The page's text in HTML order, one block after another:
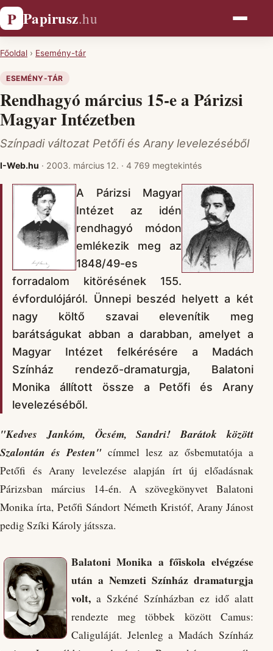
P Papirusz.hu
Főoldal › Esemény-tár
ESEMÉNY-TÁR
Rendhagyó március 15-e a Párizsi
Magyar Intézetben
Színpadi változat Petőfi és Arany levelezéséből
I-Web.hu · 2003. március 12. · 4 769 megtekintés
A Párizsi Magyar
Intézet az idén
rendhagyó módon
emlékezik meg az
1848/49-es
forradalom kitörésének 155.
évfordulójáról. Ünnepi beszéd helyett a két
nagy költő szavai elevenítik meg
barátságukat abban a darabban, amelyet a
Magyar Intézet felkérésére a Madách
Színház rendező-dramaturgja, Balatoni
Monika állított össze a Petőfi és Arany
levelezéséből.
"Kedves Jankóm, Öcsém, Sandri! Barátok között
Szalontán és Pesten" címmel lesz az ősbemutatója a
Petőfi és Arany levelezése alapján írt új előadásnak
Párizsban március 14-én. A szövegkönyvet Balatoni
Monika írta, Petőfi Sándort Németh Kristóf, Arany Jánost
pedig Szíki Károly játssza.
Balatoni Monika a főiskola elvégzése
után a Nemzeti Színház dramaturgja
volt,a Szkéné Színházban ez idő alatt
rendezte meg többek között Camus:
Caliguláját. Jelenleg a Madách Színház